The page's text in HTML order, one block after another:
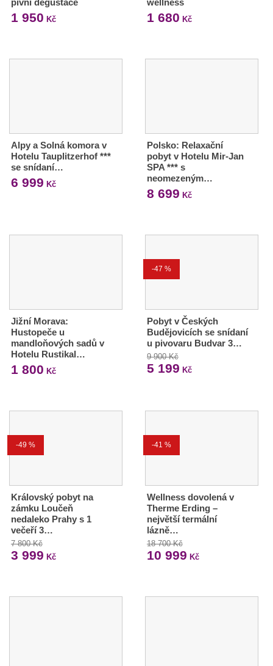
1 950 Kč 1 680 Kč
Alpy a Solná komora v
Hotelu Tauplitzerhof ***
se snídaní…
6 999 Kč
Polsko: Relaxační
pobyt v Hotelu Mir-Jan
SPA *** s
neomezeným…
8 699 Kč
Jižní Morava:
Hustopeče u
mandloňových sadů v
Hotelu Rustikal…
1 800 Kč
-47 %
Pobyt v Českých
Budějovicích se snídaní
u pivovaru Budvar 3…
9 900 Kč
5 199 Kč
-49 %
Královský pobyt na
zámku Loučeň
nedaleko Prahy s 1
večeří 3…
7 800 Kč
3 999 Kč
-41 %
Wellness dovolená v
Therme Erding –
největší termální
lázně…
18 700 Kč
10 999 Kč